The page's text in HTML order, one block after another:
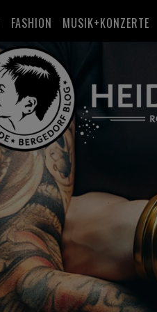
FASHION MUSIK+KONZERTE